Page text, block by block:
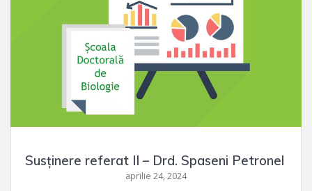
Susținere referat II – Drd. Spaseni Petronel
aprilie 24, 2024